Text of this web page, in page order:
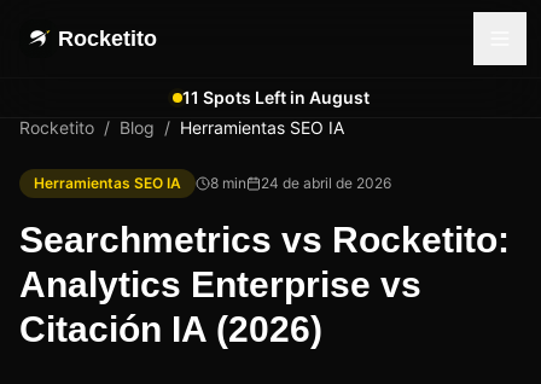
Rocketito
11 Spots Left in August
Rocketito / Blog / Herramientas SEO IA
Herramientas SEO IA 8 min 24 de abril de 2026
Searchmetrics vs Rocketito:
Analytics Enterprise vs
Citación IA (2026)